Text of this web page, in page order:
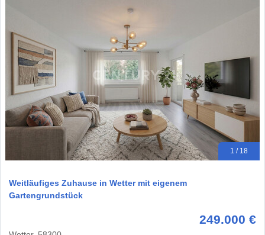
1 / 18
Weitläufiges Zuhause in Wetter mit eigenem
Gartengrundstück
249.000 €